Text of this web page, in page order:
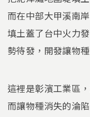
而在中部大甲溪南
填土蓋了台中火力
勢待發，開發讓物
這裡是彰濱工業區
而讓物種消失的淪